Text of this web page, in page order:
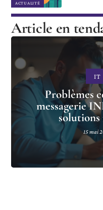
ACTUALITÉ
Article en
IT
Problèmes
messagerie
solutions
15 mai